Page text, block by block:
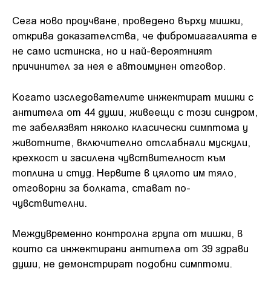
Сега ново проучване, проведено върху мишки,
открива доказателства, че фибромиагалията е
не само истинска, но и най-вероятният
причинител за нея е автоимунен отговор.
Когато изследователите инжектират мишки с
антитела от 44 души, живеещи с този синдром,
те забелязвят няколко класически симптома у
животните, включително отслабнали мускули,
крехкост и засилена чувствителност към
топлина и студ. Нервите в цялото им тяло,
отговорни за болката, стават по-
чувствителни.
Междувременно контролна група от мишки, в
които са инжектирани антитела от 39 здрави
души, не демонстрират подобни симптоми.